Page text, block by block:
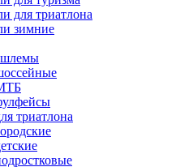
для триатлона
зимние
триатлона